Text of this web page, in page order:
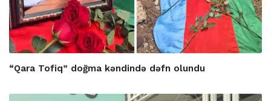
“Qara Tofiq” doğma kəndində dəfn olundu